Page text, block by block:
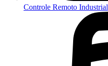
Controle Remoto Industrial